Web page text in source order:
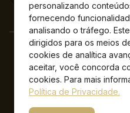
personalizando
fornecendo
analisando o tráfego.
dirigidos para os meios
cookies de analítica
aceitar, você concorda
cookies. Para mais
Política de Privacidade.